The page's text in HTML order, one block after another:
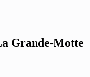
Grande-Motte